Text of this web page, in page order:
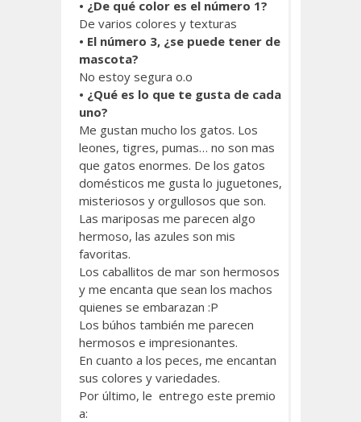
• ¿De qué color es el número 1?
De varios colores y texturas
• El número 3, ¿se puede tener de
mascota?
No estoy segura o.o
• ¿Qué es lo que te gusta de cada
uno?
Me gustan mucho los gatos. Los
leones, tigres, pumas… no son mas
que gatos enormes. De los gatos
domésticos me gusta lo juguetones,
misteriosos y orgullosos que son.
Las mariposas me parecen algo
hermoso, las azules son mis
favoritas.
Los caballitos de mar son hermosos
y me encanta que sean los machos
quienes se embarazan :P
Los búhos también me parecen
hermosos e impresionantes.
En cuanto a los peces, me encantan
sus colores y variedades.
Por último, le entrego este premio
a: